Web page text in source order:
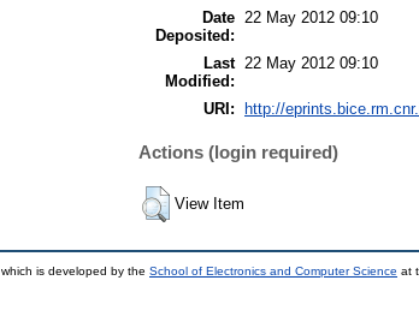
Date
Deposited:
22 May 2012 09:10
Last
Modified:
22 May 2012 09:10
URI: http://
Actions (login required)
View Item
which is developed by the School of Electronics and Computer Science at